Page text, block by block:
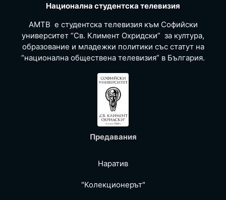
Национална студентска телевизия
АМТВ е студентска телевизия към Софийски
университет “Св. Климент Охридски” за култура,
образование и младежки политики със статут на
“национална обществена телевизия” в България.
Предавания
Наратив
"Колекционерът"